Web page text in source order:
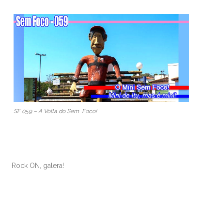
SF 059 – A Volta do Sem Foco!
Rock ON, galera!